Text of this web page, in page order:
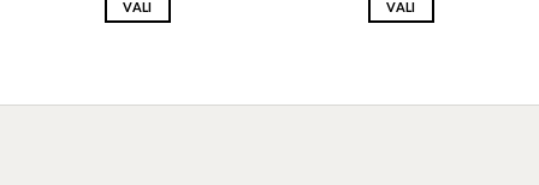
VALI
multiple
VALI
multiple